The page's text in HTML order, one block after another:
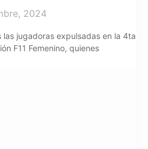
2024
las jugadoras expulsadas en la 4ta
F11 Femenino, quienes